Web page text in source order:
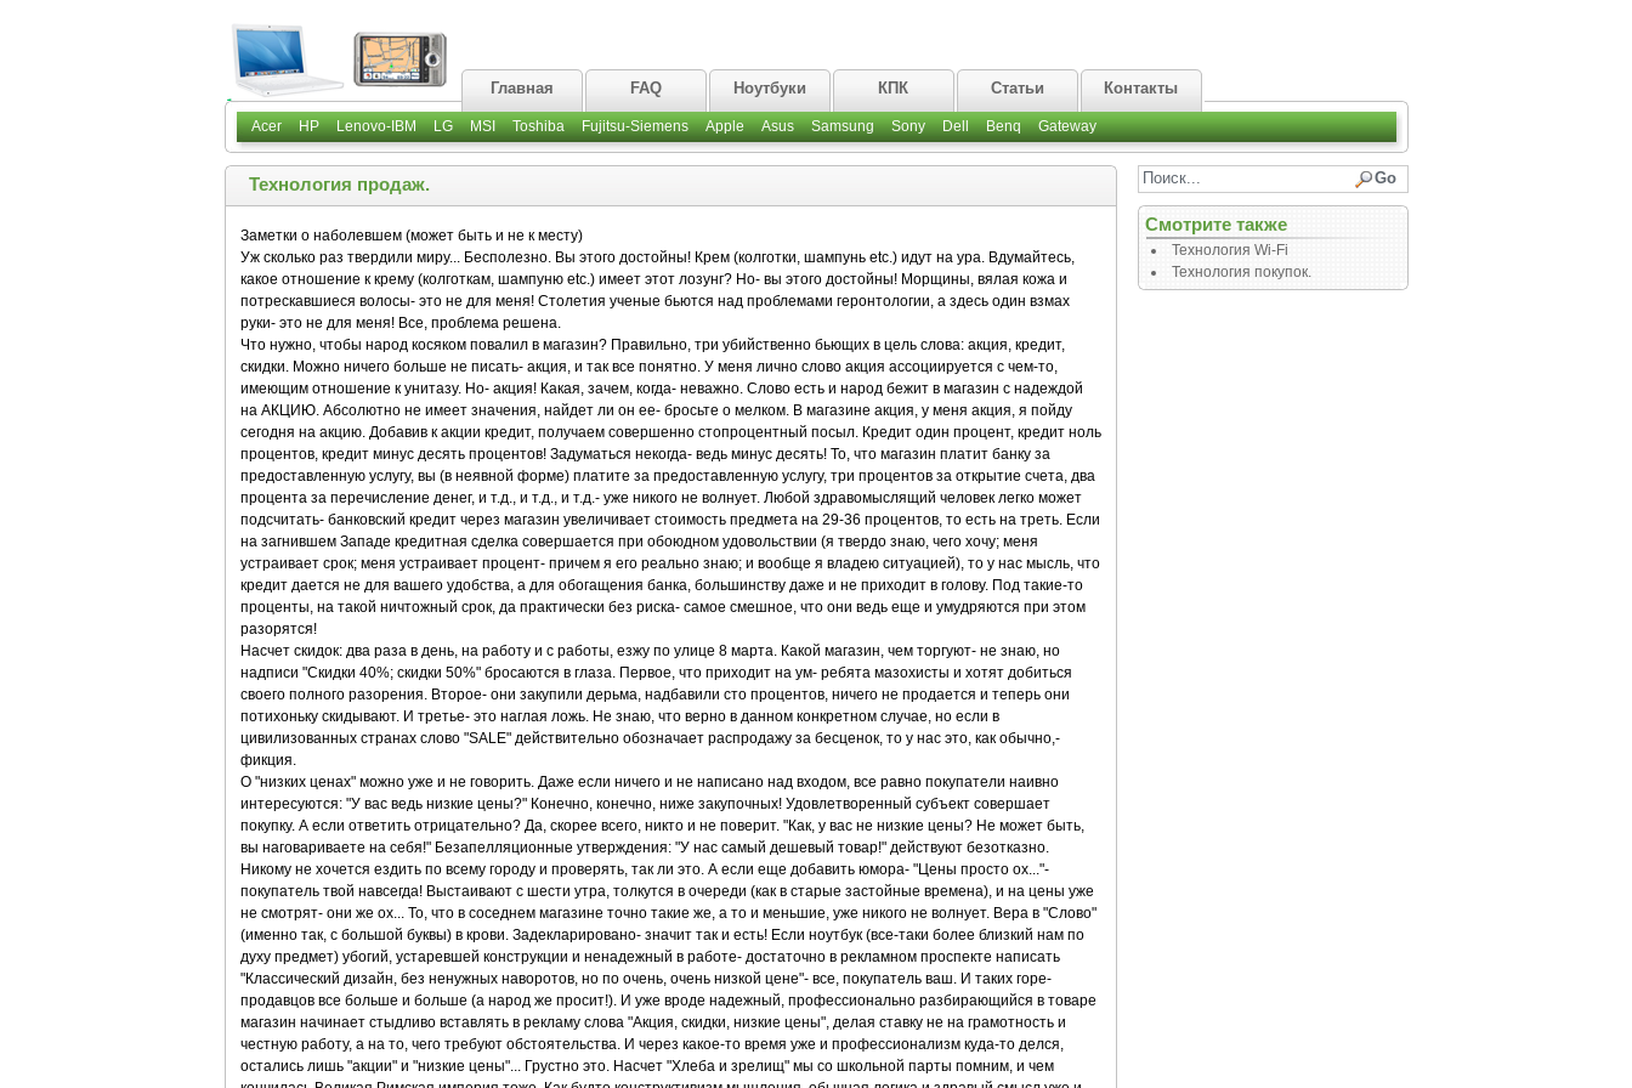
Главная FAQ Ноутбуки КПК Статьи Контакты
Acer HP Lenovo-IBM LG MSI Toshiba Fujitsu-Siemens Apple Asus Samsung Sony Dell Benq Gateway
Технология продаж.
Заметки о наболевшем (может быть и не к месту)
Уж сколько раз твердили миру... Бесполезно. Вы этого достойны! Крем (колготки, шампунь etc.) идут на ура. Вдумайтесь,
какое отношение к крему (колготкам, шампуню etc.) имеет этот лозунг? Но- вы этого достойны! Морщины, вялая кожа и
потрескавшиеся волосы- это не для меня! Столетия ученые бьются над проблемами геронтологии, а здесь один взмах
руки- это не для меня! Все, проблема решена.
Что нужно, чтобы народ косяком повалил в магазин? Правильно, три убийственно бьющих в цель слова: акция, кредит,
скидки. Можно ничего больше не писать- акция, и так все понятно. У меня лично слово акция ассоциируется с чем-то,
имеющим отношение к унитазу. Но- акция! Какая, зачем, когда- неважно. Слово есть и народ бежит в магазин с надеждой
на АКЦИЮ. Абсолютно не имеет значения, найдет ли он ее- бросьте о мелком. В магазине акция, у меня акция, я пойду
сегодня на акцию. Добавив к акции кредит, получаем совершенно стопроцентный посыл. Кредит один процент, кредит ноль
процентов, кредит минус десять процентов! Задуматься некогда- ведь минус десять! То, что магазин платит банку за
предоставленную услугу, вы (в неявной форме) платите за предоставленную услугу, три процентов за открытие счета, два
процента за перечисление денег, и т.д., и т.д., и т.д.- уже никого не волнует. Любой здравомыслящий человек легко может
подсчитать- банковский кредит через магазин увеличивает стоимость предмета на 29-36 процентов, то есть на треть. Если
на загнившем Западе кредитная сделка совершается при обоюдном удовольствии (я твердо знаю, чего хочу; меня
устраивает срок; меня устраивает процент- причем я его реально знаю; и вообще я владею ситуацией), то у нас мысль, что
кредит дается не для вашего удобства, а для обогащения банка, большинству даже и не приходит в голову. Под такие-то
проценты, на такой ничтожный срок, да практически без риска- самое смешное, что они ведь еще и умудряются при этом
разорятся!
Насчет скидок: два раза в день, на работу и с работы, езжу по улице 8 марта. Какой магазин, чем торгуют- не знаю, но
надписи "Скидки 40%; скидки 50%" бросаются в глаза. Первое, что приходит на ум- ребята мазохисты и хотят добиться
своего полного разорения. Второе- они закупили дерьма, надбавили сто процентов, ничего не продается и теперь они
потихоньку скидывают. И третье- это наглая ложь. Не знаю, что верно в данном конкретном случае, но если в
цивилизованных странах слово "SALE" действительно обозначает распродажу за бесценок, то у нас это, как обычно,-
фикция.
О "низких ценах" можно уже и не говорить. Даже если ничего и не написано над входом, все равно покупатели наивно
интересуются: "У вас ведь низкие цены?" Конечно, конечно, ниже закупочных! Удовлетворенный субъект совершает
покупку. А если ответить отрицательно? Да, скорее всего, никто и не поверит. "Как, у вас не низкие цены? Не может быть,
вы наговариваете на себя!" Безапелляционные утверждения: "У нас самый дешевый товар!" действуют безотказно.
Никому не хочется ездить по всему городу и проверять, так ли это. А если еще добавить юмора- "Цены просто ох..."-
покупатель твой навсегда! Выстаивают с шести утра, толкутся в очереди (как в старые застойные времена), и на цены уже
не смотрят- они же ох... То, что в соседнем магазине точно такие же, а то и меньшие, уже никого не волнует. Вера в "Слово"
(именно так, с большой буквы) в крови. Задекларировано- значит так и есть! Если ноутбук (все-таки более близкий нам по
духу предмет) убогий, устаревшей конструкции и ненадежный в работе- достаточно в рекламном проспекте написать
"Классический дизайн, без ненужных наворотов, но по очень, очень низкой цене"- все, покупатель ваш. И таких горе-
продавцов все больше и больше (а народ же просит!). И уже вроде надежный, профессионально разбирающийся в товаре
магазин начинает стыдливо вставлять в рекламу слова "Акция, скидки, низкие цены", делая ставку не на грамотность и
честную работу, а на то, чего требуют обстоятельства. И через какое-то время уже и профессионализм куда-то делся,
остались лишь "акции" и "низкие цены"... Грустно это. Насчет "Хлеба и зрелищ" мы со школьной парты помним, и чем
Смотрите также
Технология Wi-Fi
Технология покупок.